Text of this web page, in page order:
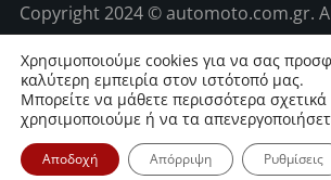
Copyright 2024 © automoto.com.gr.
Χρησιμοποιούμε cookies για να σας
καλύτερη εμπειρία στον ιστότοπό μας.
Μπορείτε να μάθετε περισσότερα
χρησιμοποιούμε ή να τα
Αποδοχή Απόρριψη Ρυθμίσεις